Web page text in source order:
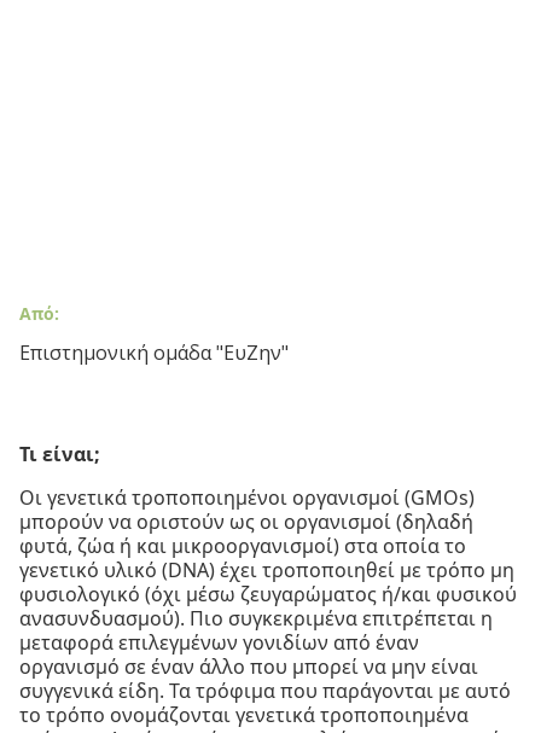
Από:
Επιστημονική ομάδα "ΕυΖην"
Τι είναι;
Οι γενετικά τροποποιημένοι οργανισμοί (GMOs)
μπορούν να οριστούν ως οι οργανισμοί (δηλαδή
φυτά, ζώα ή και μικροοργανισμοί) στα οποία το
γενετικό υλικό (DNA) έχει τροποποιηθεί με τρόπο μη
φυσιολογικό (όχι μέσω ζευγαρώματος ή/και φυσικού
ανασυνδυασμού). Πιο συγκεκριμένα επιτρέπεται η
μεταφορά επιλεγμένων γονιδίων από έναν
οργανισμό σε έναν άλλο που μπορεί να μην είναι
συγγενικά είδη. Τα τρόφιμα που παράγονται με αυτό
το τρόπο ονομάζονται γενετικά τροποποιημένα